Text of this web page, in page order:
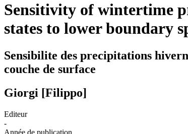
Sensitivity of wintertime
states to lower boundary
Sensibilite des precipitations
couche de surface
Giorgi [Filippo]
Editeur
-
Année de publication